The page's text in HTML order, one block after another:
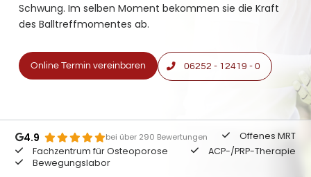
Schwung. Im selben Moment bekommen sie die Kraft
des Balltreffmomentes ab.
Online Termin vereinbaren 06252 - 12419 - 0
4.9 bei über 290 Bewertungen
Offenes MRT
Fachzentrum für Osteoporose
ACP-/PRP-Therapie
Bewegungslabor